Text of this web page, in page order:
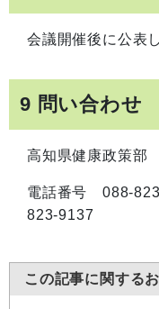
会議開催後に公表
9 問い合わせ
高知県健康政策
電話番号 088-
823-9137
この記事に関する